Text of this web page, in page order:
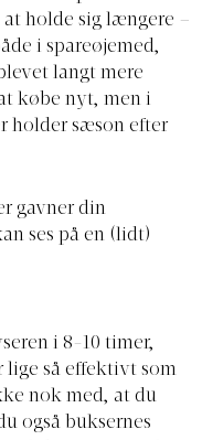
holde sig længere –
i spareøjemed,
langt mere
købe nyt, men i
holder sæson efter
gavner din
ses på en (lidt)
i 8-10 timer,
lige så effektivt som
nok med, at du
også buksernes